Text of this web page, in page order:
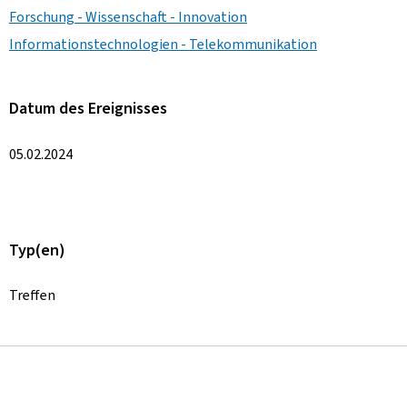
Forschung - Wissenschaft - Innovation
Informationstechnologien - Telekommunikation
Datum des Ereignisses
05.02.2024
Typ(en)
Treffen